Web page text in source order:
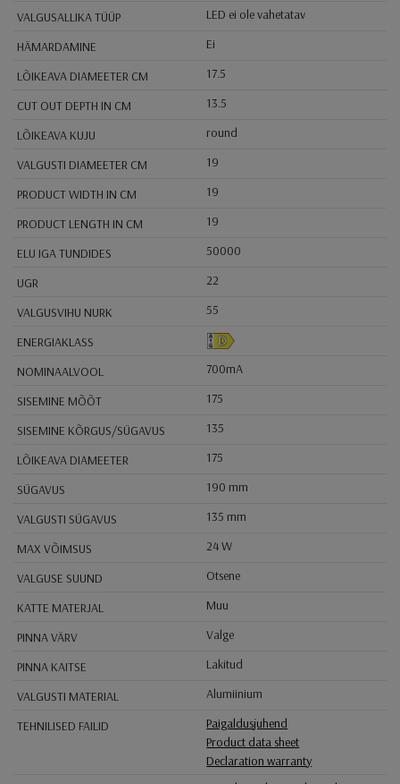
VALGUSALLIKA TÜÜP
LED ei ole vahetatav
HÄMARDAMINE
Ei
LÕIKEAVA DIAMEETER CM
17.5
CUT OUT DEPTH IN CM
13.5
LÕIKEAVA KUJU
round
VALGUSTI DIAMEETER CM
19
PRODUCT WIDTH IN CM
19
PRODUCT LENGTH IN CM
19
ELU IGA TUNDIDES
50000
UGR
22
VALGUSVIHU NURK
55
ENERGIAKLASS
NOMINAALVOOL
700mA
SISEMINE MÕÕT
175
SISEMINE KÕRGUS/SÜGAVUS
135
LÕIKEAVA DIAMEETER
175
SÜGAVUS
190 mm
VALGUSTI SÜGAVUS
135 mm
MAX VÕIMSUS
24 W
VALGUSE SUUND
Otsene
KATTE MATERJAL
Muu
PINNA VÄRV
Valge
PINNA KAITSE
Lakitud
VALGUSTI MATERIAL
Alumiinium
TEHNILISED FAILID
Paigaldusjuhend
Product data sheet
Declaration warranty